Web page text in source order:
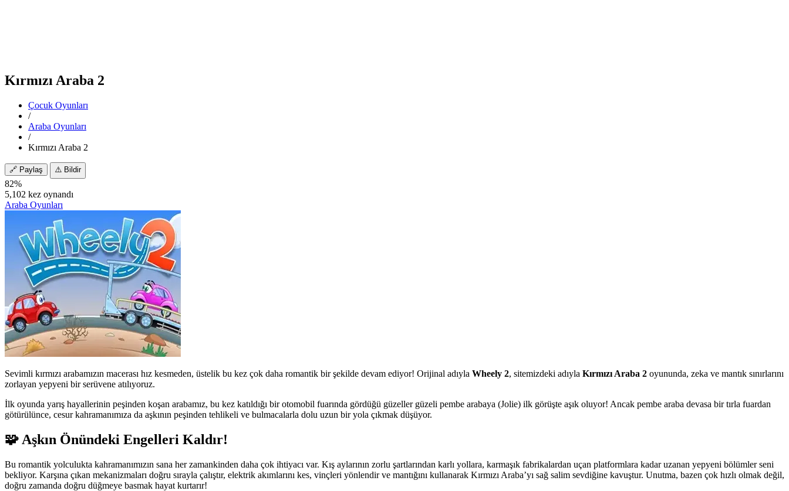
Kırmızı Araba 2
Çocuk Oyunları
/
Araba Oyunları
/
Kırmızı Araba 2
🔗 Paylaş ⚠️ Bildir
82%
5,102 kez oynandı
Araba Oyunları
Sevimli kırmızı arabamızın macerası hız kesmeden, üstelik bu kez çok daha romantik bir şekilde devam ediyor! Orijinal adıyla Wheely 2, sitemizdeki adıyla Kırmızı Araba 2 oyununda, zeka ve mantık sınırlarını
zorlayan yepyeni bir serüvene atılıyoruz.
İlk oyunda yarış hayallerinin peşinden koşan arabamız, bu kez katıldığı bir otomobil fuarında gördüğü güzeller güzeli pembe arabaya (Jolie) ilk görüşte aşık oluyor! Ancak pembe araba devasa bir tırla fuardan
götürülünce, cesur kahramanımıza da aşkının peşinden tehlikeli ve bulmacalarla dolu uzun bir yola çıkmak düşüyor.
🧩 Aşkın Önündeki Engelleri Kaldır!
Bu romantik yolculukta kahramanımızın sana her zamankinden daha çok ihtiyacı var. Kış aylarının zorlu şartlarından karlı yollara, karmaşık fabrikalardan uçan platformlara kadar uzanan yepyeni bölümler seni
bekliyor. Karşına çıkan mekanizmaları doğru sırayla çalıştır, elektrik akımlarını kes, vinçleri yönlendir ve mantığını kullanarak Kırmızı Araba’yı sağ salim sevdiğine kavuştur. Unutma, bazen çok hızlı olmak değil,
doğru zamanda doğru düğmeye basmak hayat kurtarır!